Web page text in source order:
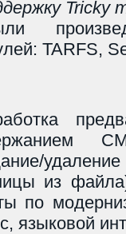
Tricky
TARFS,
из
по
языковой